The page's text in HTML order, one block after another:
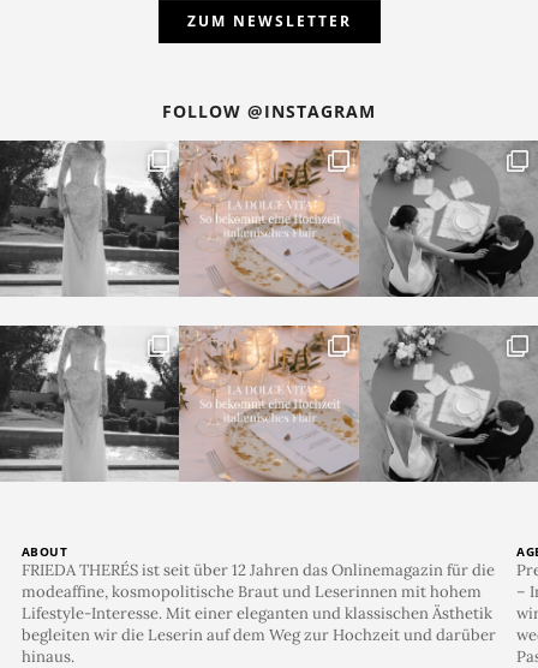
ZUM NEWSLETTER
FOLLOW @INSTAGRAM
ABOUT
FRIEDA THERÉS ist seit über 12 Jahren das Onlinemagazin für die
modeaffine, kosmopolitische Braut und Leserinnen mit hohem
Lifestyle-Interesse. Mit einer eleganten und klassischen Ästhetik
begleiten wir die Leserin auf dem Weg zur Hochzeit und darüber
hinaus.
–